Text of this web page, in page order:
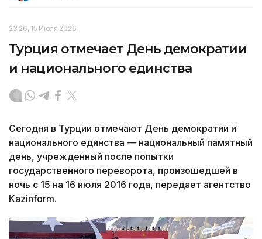
23:26, 15 Июля 2026
Турция отмечает День демократии
и национального единства
Сегодня в Турции отмечают День демократии и
национального единства — национальный памятный
день, учрежденный после попытки
государственного переворота, произошедшей в
ночь с 15 на 16 июля 2016 года, передает агентство
Kazinform.